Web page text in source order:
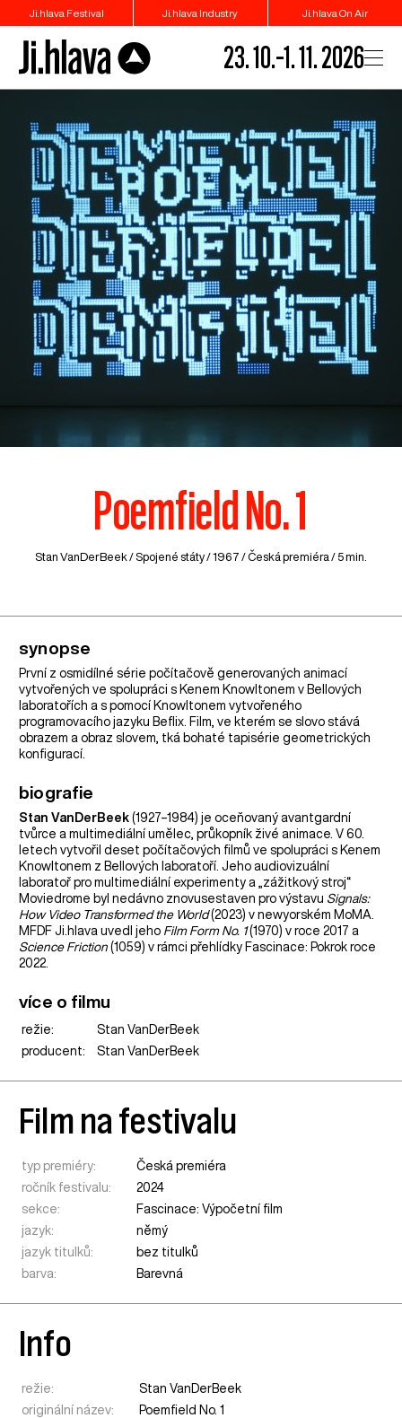
Ji.hlava Festival Ji.hlava Industry Ji.hlava On Air
23. 10.–1. 11. 2026
Poemfield No. 1
Stan VanDerBeek / Spojené státy/ 1967 / Česká premiéra / 5 min.
synopse
První z osmidílné série počítačově generovaných animací
vytvořených ve spolupráci s Kenem Knowltonem v Bellových
laboratořích a s pomocí Knowltonem vytvořeného
programovacího jazyku Beflix. Film, ve kterém se slovo stává
obrazem a obraz slovem, tká bohaté tapisérie geometrických
konfigurací.
biografie
Stan VanDerBeek (1927–1984) je oceňovaný avantgardní
tvůrce a multimediální umělec, průkopník živé animace. V 60.
letech vytvořil deset počítačových filmů ve spolupráci s Kenem
Knowltonem z Bellových laboratoří. Jeho audiovizuální
laboratoř pro multimediální experimenty a „zážitkový stroj“
Moviedrome byl nedávno znovusestaven pro výstavu Signals:
How Video Transformed the World(2023) v newyorském MoMA.
MFDF Ji.hlava uvedl jeho Film Form No. 1(1970) v roce 2017 a
Science Friction (1059) v rámci přehlídky Fascinace: Pokrok roce
2022.
více o filmu
režie:
Stan VanDerBeek
producent:
Stan VanDerBeek
Film na festivalu
typ premiéry:
Česká premiéra
ročník festivalu:
2024
sekce:
Fascinace: Výpočetní film
jazyk:
němý
jazyk titulků:
bez titulků
barva:
Barevná
Info
režie:
Stan VanDerBeek
originální název:
Poemfield No. 1